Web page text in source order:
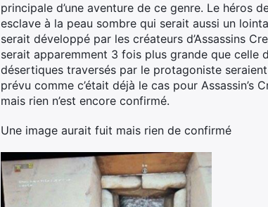
principale d’une aventure de ce genre. Le héros
esclave à la peau sombre qui serait aussi un
serait développé par les créateurs d’Assassins
serait apparemment 3 fois plus grande que celle
désertiques traversés par le protagoniste
prévu comme c’était déjà le cas pour
mais rien n’est encore confirmé.
Une image aurait fuit mais rien de confirmé